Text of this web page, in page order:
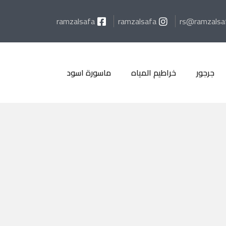
ramzalsafa
ramzalsafa
جرجور خراطيم المياه ماسورة اسود